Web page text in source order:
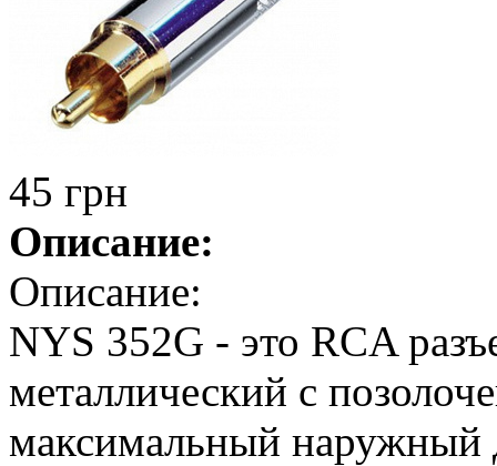
45 грн
Описание:
Описание:
NYS 352G - это RCA
металлический с
максимальный наружный